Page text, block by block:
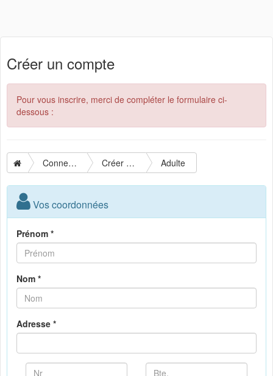
Créer un compte
Pour vous inscrire, merci de compléter le formulaire ci-
dessous :
Connexion Créer un compte Adulte
Vos coordonnées
Prénom *
Nom *
Adresse *